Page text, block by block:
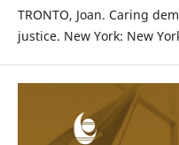
TRONTO, Joan. Caring
justice. New York: New